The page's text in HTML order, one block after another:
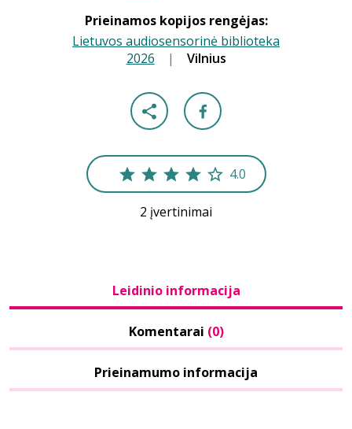
Prieinamos kopijos rengėjas:
Lietuvos audiosensorinė biblioteka
2026 | Vilnius
4.0
2 įvertinimai
Leidinio informacija
Komentarai (0)
Prieinamumo informacija